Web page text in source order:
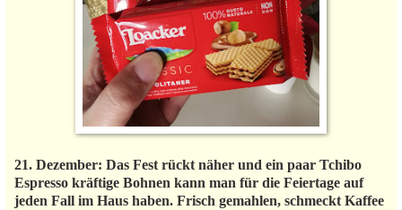
21. Dezember: Das Fest rückt näher und ein paar Tchibo
Espresso kräftige Bohnen kann man für die Feiertage auf
jeden Fall im Haus haben. Frisch gemahlen, schmeckt Kaffee